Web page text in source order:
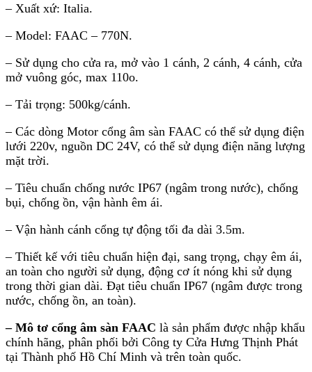
– Xuất xứ: Italia.
– Model: FAAC – 770N.
– Sử dụng cho cửa ra, mở vào 1 cánh, 2 cánh, 4 cánh, cửa
mở vuông góc, max 110o.
– Tải trọng: 500kg/cánh.
– Các dòng Motor cổng âm sàn FAAC có thể sử dụng điện
lưới 220v, nguồn DC 24V, có thể sử dụng điện năng lượng
mặt trời.
– Tiêu chuẩn chống nước IP67 (ngâm trong nước), chống
bụi, chống ồn, vận hành êm ái.
– Vận hành cánh cổng tự động tối đa dài 3.5m.
– Thiết kế với tiêu chuẩn hiện đại, sang trọng, chạy êm ái,
an toàn cho người sử dụng, động cơ ít nóng khi sử dụng
trong thời gian dài. Đạt tiêu chuẩn IP67 (ngâm được trong
nước, chống ồn, an toàn).
– Mô tơ cổng âm sàn FAAC là sản phẩm được nhập khẩu
chính hãng, phân phối bởi Công ty Cửa Hưng Thịnh Phát
tại Thành phố Hồ Chí Minh và trên toàn quốc.